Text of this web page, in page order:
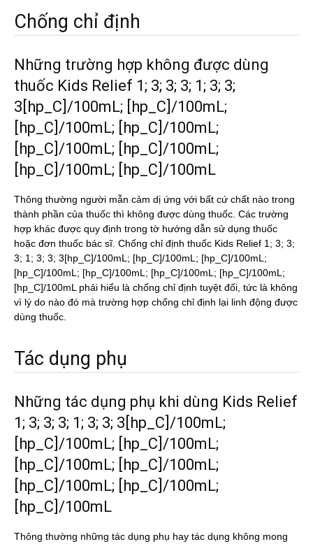
Chống chỉ định
Những trường hợp không được dùng
thuốc Kids Relief 1; 3; 3; 3; 1; 3; 3;
3[hp_C]/100mL; [hp_C]/100mL;
[hp_C]/100mL; [hp_C]/100mL;
[hp_C]/100mL; [hp_C]/100mL;
[hp_C]/100mL; [hp_C]/100mL
Thông thường người mẫn cảm dị ứng với bất cứ chất nào trong
thành phần của thuốc thì không được dùng thuốc. Các trường
hợp khác được quy định trong tờ hướng dẫn sử dụng thuốc
hoặc đơn thuốc bác sĩ. Chống chỉ định thuốc Kids Relief 1; 3; 3;
3; 1; 3; 3; 3[hp_C]/100mL; [hp_C]/100mL; [hp_C]/100mL;
[hp_C]/100mL; [hp_C]/100mL; [hp_C]/100mL; [hp_C]/100mL;
[hp_C]/100mL phải hiểu là chống chỉ định tuyệt đối, tức là không
vì lý do nào đó mà trường hợp chống chỉ định lại linh động được
dùng thuốc.
Tác dụng phụ
Những tác dụng phụ khi dùng Kids Relief
1; 3; 3; 3; 1; 3; 3; 3[hp_C]/100mL;
[hp_C]/100mL; [hp_C]/100mL;
[hp_C]/100mL; [hp_C]/100mL;
[hp_C]/100mL; [hp_C]/100mL;
[hp_C]/100mL
Thông thường những tác dụng phụ hay tác dụng không mong